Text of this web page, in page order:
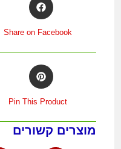
Share on Facebook
Pin This Product
מוצרים קשורים